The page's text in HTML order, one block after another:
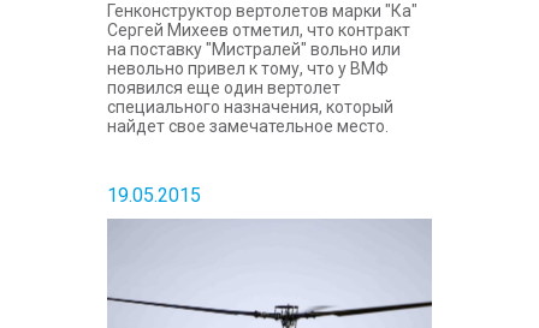
Генконструктор вертолетов марки "Ка"
Сергей Михеев отметил, что контракт
на поставку "Мистралей" вольно или
невольно привел к тому, что у ВМФ
появился еще один вертолет
специального назначения, который
найдет свое замечательное место.
19.05.2015